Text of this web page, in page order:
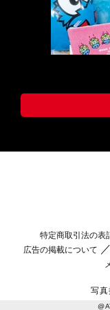
特定商取引法の表
広告の掲載について
写